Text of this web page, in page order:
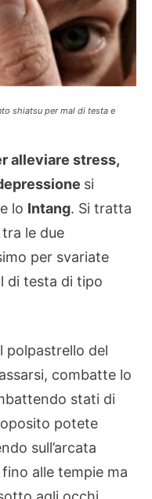
shiatsu per mal di testa e
alleviare stress,
si
lo Intang. Si tratta
le due
per svariate
di testa di tipo
polpastrello del
combatte lo
stati di
potete
sull’arcata
alle tempie ma